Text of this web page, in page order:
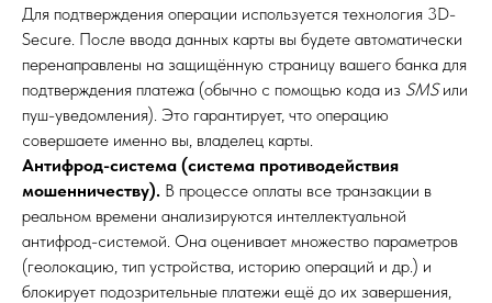
Для подтверждения операции используется технология 3D-
Secure. После ввода данных карты вы будете автоматически
перенаправлены на защищённую страницу вашего банка для
подтверждения платежа (обычно с помощью кода из SMSили
пуш-уведомления). Это гарантирует, что операцию
совершаете именно вы, владелец карты.
Антифрод-система (система противодействия
мошенничеству). В процессе оплаты все транзакции в
реальном времени анализируются интеллектуальной
антифрод-системой. Она оценивает множество параметров
(геолокацию, тип устройства, историю операций и др.) и
блокирует подозрительные платежи ещё до их завершения,